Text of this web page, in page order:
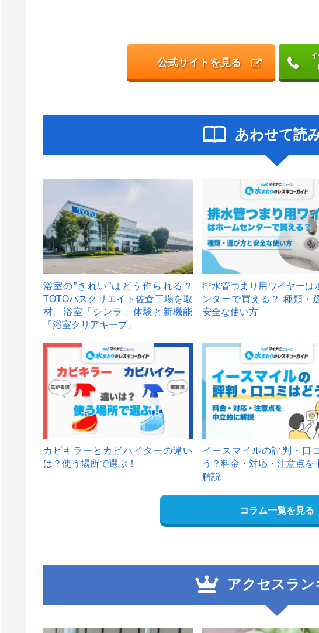
公式サイトを見る
あわせて読
浴室の”きれい”はどう作られる？
TOTOバスクリエイト佐倉工場を取
材。浴室「シンラ」体験と新機能
「浴室クリアキープ」
排水管つまり用ワイヤーは
ンターで買える？ 種類・
安全な使い方
カビキラーとカビハイターの違い
は？使う場所で選ぶ！
イースマイルの評判・口
う？料金・対応・注意点を
解説
コラム一覧を見る
アクセスラン